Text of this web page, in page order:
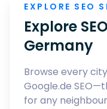
EXPLORE SEO
Explore
Germany
Browse every
Google.de
for any